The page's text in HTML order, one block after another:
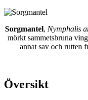
Sorgmantel, Nymphalis
mörkt sammetsbruna
annat sav och rutten
Översikt